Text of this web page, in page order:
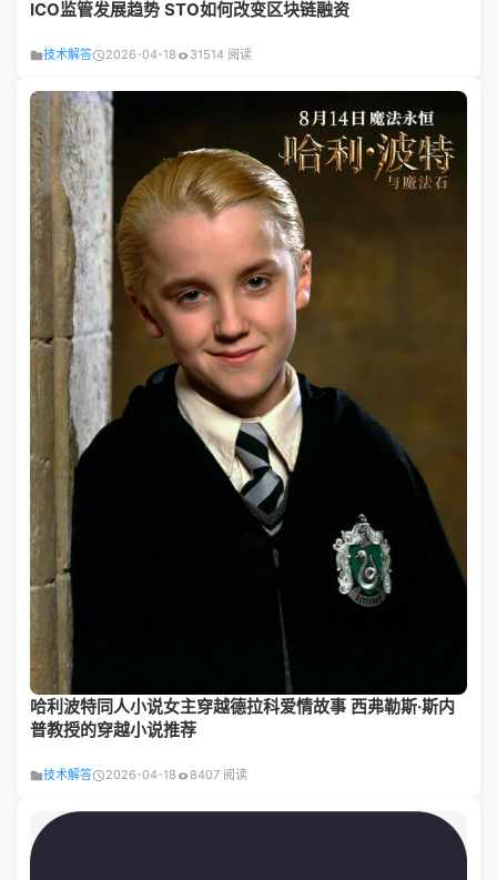
ICO监管发展趋势 STO如何改变区块链融资
技术解答 2026-04-18 31514 阅读
哈利波特同人小说女主穿越德拉科爱情故事 西弗勒斯·斯内
普教授的穿越小说推荐
技术解答 2026-04-18 8407 阅读